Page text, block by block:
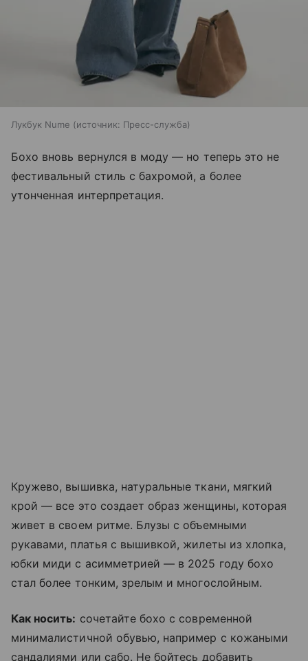
Лукбук Nume источник: Пресс-служба
Бохо вновь вернулся в моду — но теперь это не
фестивальный стиль с бахромой, а более
утонченная интерпретация.
Кружево, вышивка, натуральные ткани, мягкий
крой — все это создает образ женщины, которая
живет в своем ритме. Блузы с объемными
рукавами, платья с вышивкой, жилеты из хлопка,
юбки миди с асимметрией — в 2025 году бохо
стал более тонким, зрелым и многослойным.
Как носить: сочетайте бохо с современной
минималистичной обувью, например с кожаными
сандалиями или сабо. Не бойтесь добавить